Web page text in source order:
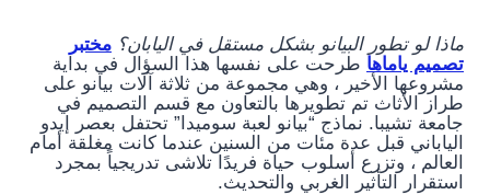
ماذا لو تطور البيانو بشكل مستقل في اليابان؟ مختبر
تصميم ياماها طرحت على نفسها هذا السؤال في بداية
مشروعها الأخير ، وهي مجموعة من ثلاثة آلات بيانو على
طراز الأثاث تم تطويرها بالتعاون مع قسم التصميم في
جامعة تشيبا. نماذج “بيانو لعبة سوميدا” تحتفل بعصر إيدو
الياباني قبل عدة مئات من السنين عندما كانت مغلقة أمام
العالم ، وتزرع أسلوب حياة فريدًا تلاشى تدريجياً بمجرد
استقرار التأثير الغربي والتحديث.